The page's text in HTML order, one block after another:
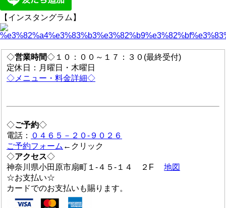
【インスタングラム】
◇営業時間◇１０：００～１７：３０(最終受付)
定休日：月曜日・木曜日
◇メニュー・料金詳細◇
◇ご予約◇
電話： ０４６５－２０-９０２６
ご予約フォーム ←クリック
◇アクセス◇
神奈川県小田原市扇町１-４５-１４ ２F 地図
☆お支払い☆
カードでのお支払いも賜ります。